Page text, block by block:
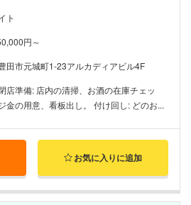
ト
円～
田市元城町1-23アルカディアビル4F
店準備: 店内の清掃、お酒の在庫チェッ
金の用意、看板出し。 付け回し: どのお...
お気に入りに追加